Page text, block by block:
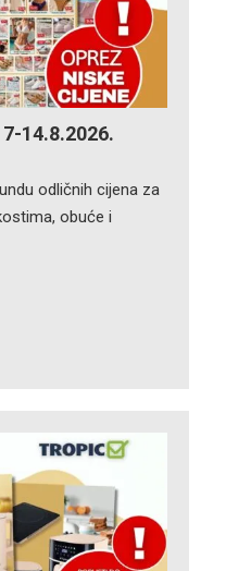
14.8.2026.
odličnih cijena za
obuće i